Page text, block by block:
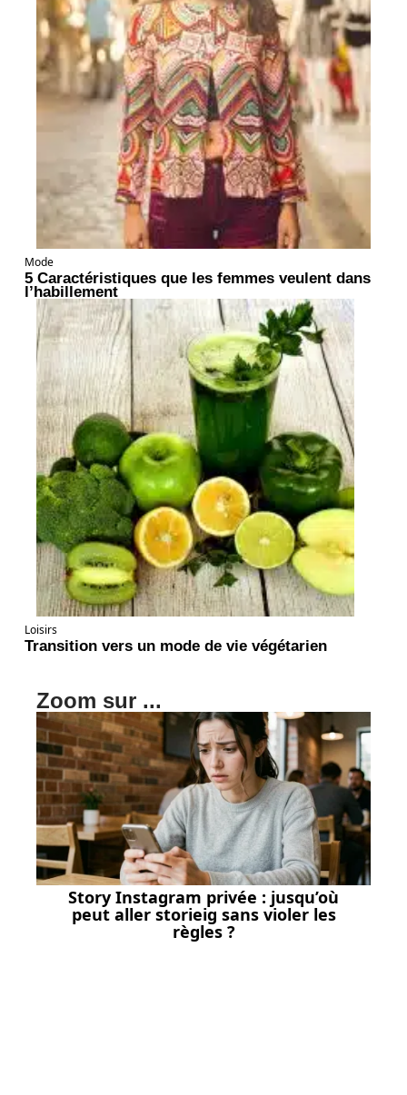
Mode
5 Caractéristiques que les femmes veulent dans
l’habillement
Loisirs
Transition vers un mode de vie végétarien
Zoom sur ...
Story Instagram privée : jusqu’où
peut aller storieig sans violer les
règles ?